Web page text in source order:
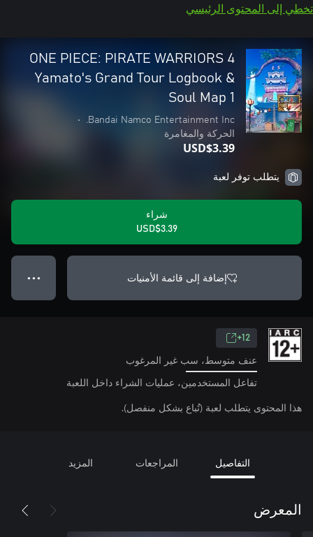
تخطي إلى المحتوى الرئيسي
ONE PIECE: PIRATE WARRIORS 4
Yamato's Grand Tour Logbook &
Soul Map 1
Bandai Namco Entertainment Inc.
•
الحركة والمغامرة
USD$3.39
يتطلب توفر لعبة
شراء
USD$3.39
إضافة إلى قائمة الأمنيات ● ● ●
12+
عنف متوسط، سب غير المرغوب
تفاعل المستخدمين، عمليات الشراء داخل اللعبة
هذا المحتوى يتطلب لعبة (تُباع بشكل منفصل).
التفاصيل المراجعات المزيد
المعرض